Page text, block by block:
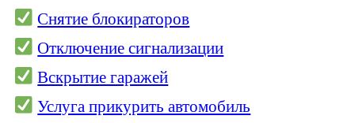
Снятие блокираторов
Отключение сигнализации
Вскрытие гаражей
Услуга прикурить автомобиль